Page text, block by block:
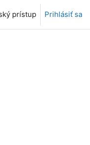
prístup Prihlásiť sa